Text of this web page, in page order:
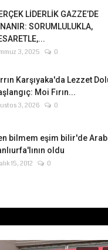
LİDERLİK GAZZE’DE
SORUMLULUKLA,
3, 2025 0
Karşıyaka'da Lezzet
Moi Fırın...
3, 2026 0
bilmem eşim bilir'de
oldu
15, 2012 0